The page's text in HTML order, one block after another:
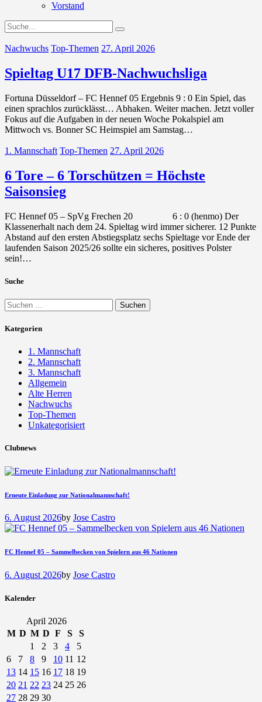
Vorstand
Nachwuchs Top-Themen 27. April 2026
Spieltag U17 DFB-Nachwuchsliga
Fortuna Düsseldorf – FC Hennef 05 Ergebnis 9 : 0 Ein Spiel, das
einen sprachlos zurücklässt… Abhaken. Weiter machen. Jetzt voller
Fokus auf die Aufgaben in der neuen Woche Pokalspiel am
Mittwoch vs. Bonner SC Heimspiel am Samstag…
1. Mannschaft Top-Themen 27. April 2026
6 Tore – 6 Torschützen = Höchste
Saisonsieg
FC Hennef 05 – SpVg Frechen 20 6 : 0 (henmo) Der
Klassenerhalt nach dem 24. Spieltag wird immer sicherer. 12 Punkte
Abstand auf den ersten Abstiegsplatz sechs Spieltage vor Ende der
laufenden Saison 2025/26 sollte ein sicheres, positives Polster
sein!…
Suche
Suchen
nach:
Kategorien
1. Mannschaft
2. Mannschaft
3. Mannschaft
Allgemein
Alte Herren
Nachwuchs
Top-Themen
Unkategorisiert
Clubnews
Erneute Einladung zur Nationalmannschaft!
6. August 2026by Jose Castro
FC Hennef 05 – Sammelbecken von Spielern aus 46 Nationen
6. August 2026by Jose Castro
Kalender
April 2026
M D M D F S
S
1
2 3 4
5
6
7 8 9 10 11 12
13 14 15 16 17 18 19
20 21 22 23 24 25 26
27 28 29 30